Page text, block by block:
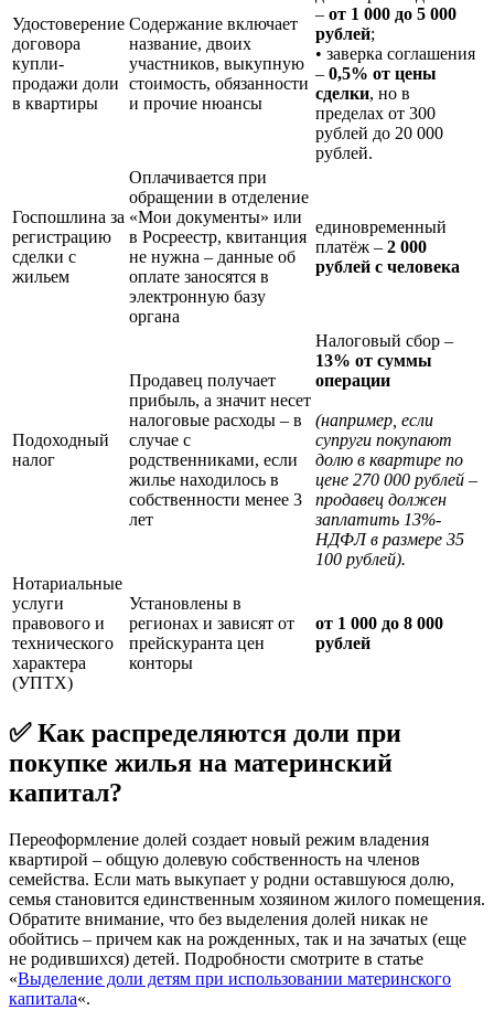
Удостоверение
договора
купли-
продажи доли
в квартиры
Содержание включает
название, двоих
участников, выкупную
стоимость, обязанности
и прочие нюансы
– от 1 000 до 5 000
рублей;
• заверка соглашения
– 0,5% от цены
сделки, но в
пределах от 300
рублей до 20 000
рублей.
Госпошлина за
регистрацию
сделки с
жильем
Оплачивается при
обращении в отделение
«Мои документы» или
в Росреестр, квитанция
не нужна – данные об
оплате заносятся в
электронную базу
органа
единовременный
платёж – 2 000
рублей с человека
Подоходный
налог
Продавец получает
прибыль, а значит несет
налоговые расходы – в
случае с
родственниками, если
жилье находилось в
собственности менее 3
лет
Налоговый сбор –
13% от суммы
операции
(например, если
супруги покупают
долю в квартире по
цене 270 000 рублей –
продавец должен
заплатить 13%-
НДФЛ в размере 35
100 рублей).
Нотариальные
услуги
правового и
технического
характера
(УПТХ)
Установлены в
регионах и зависят от
прейскуранта цен
конторы
от 1 000 до 8 000
рублей
✅ Как распределяются доли при
покупке жилья на материнский
капитал?
Переоформление долей создает новый режим владения
квартирой – общую долевую собственность на членов
семейства. Если мать выкупает у родни оставшуюся долю,
семья становится единственным хозяином жилого помещения.
Обратите внимание, что без выделения долей никак не
обойтись – причем как на рожденных, так и на зачатых (еще
не родившихся) детей. Подробности смотрите в статье
«Выделение доли детям при использовании материнского
капитала«.